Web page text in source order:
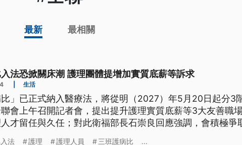
最新 最相關
法恐掀關床潮 護理團體提增加實質底薪等訴求
生活
比」已正式納入醫療法，將從明（2027）年5月20日起分3
會上午召開記者會，提出提升護理實質底薪等3大友善職
才留任與久任；對此衛福部長石崇良回應強調，會積極爭
法 護理 護理人員 三班護病比 ...